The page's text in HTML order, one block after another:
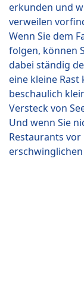
erkunden und
verweilen
Wenn Sie dem
folgen, können
dabei ständig
eine kleine
beschaulich
Versteck von
Und wenn Sie
Restaurants
erschwinglichen